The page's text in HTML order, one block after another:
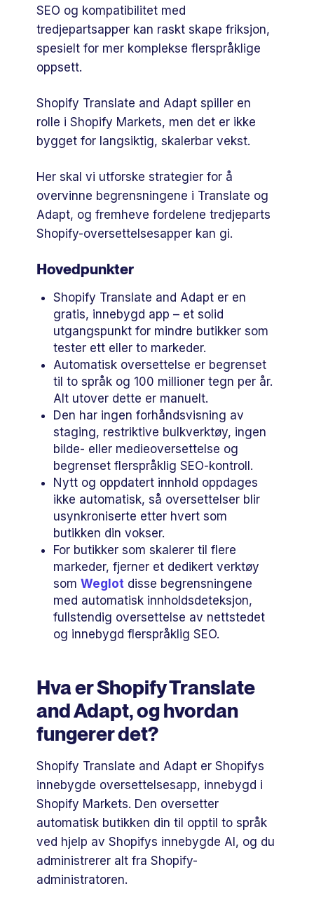
SEO og kompatibilitet med
tredjepartsapper kan raskt skape friksjon,
spesielt for mer komplekse flerspråklige
oppsett.
Shopify Translate and Adapt spiller en
rolle i Shopify Markets, men det er ikke
bygget for langsiktig, skalerbar vekst.
Her skal vi utforske strategier for å
overvinne begrensningene i Translate og
Adapt, og fremheve fordelene tredjeparts
Shopify-oversettelsesapper kan gi.
Hovedpunkter
Shopify Translate and Adapt er en
gratis, innebygd app – et solid
utgangspunkt for mindre butikker som
tester ett eller to markeder.
Automatisk oversettelse er begrenset
til to språk og 100 millioner tegn per år.
Alt utover dette er manuelt.
Den har ingen forhåndsvisning av
staging, restriktive bulkverktøy, ingen
bilde- eller medieoversettelse og
begrenset flerspråklig SEO-kontroll.
Nytt og oppdatert innhold oppdages
ikke automatisk, så oversettelser blir
usynkroniserte etter hvert som
butikken din vokser.
For butikker som skalerer til flere
markeder, fjerner et dedikert verktøy
som Weglot disse begrensningene
med automatisk innholdsdeteksjon,
fullstendig oversettelse av nettstedet
og innebygd flerspråklig SEO.
Hva er Shopify Translate
and Adapt, og hvordan
fungerer det?
Shopify Translate and Adapt er Shopifys
innebygde oversettelsesapp, innebygd i
Shopify Markets. Den oversetter
automatisk butikken din til opptil to språk
ved hjelp av Shopifys innebygde AI, og du
administrerer alt fra Shopify-
administratoren.